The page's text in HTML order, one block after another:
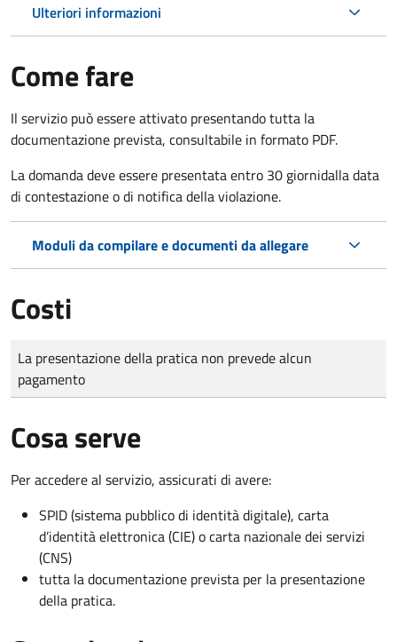
Ulteriori informazioni
Come fare
Il servizio può essere attivato presentando tutta la
documentazione prevista, consultabile in formato PDF.
La domanda deve essere presentata entro 30 giornidalla data
di contestazione o di notifica della violazione.
Moduli da compilare e documenti da allegare
Costi
Tipo di pagamento
Importo
La presentazione della pratica non prevede alcun
pagamento
Cosa serve
Per accedere al servizio, assicurati di avere:
SPID (sistema pubblico di identità digitale), carta
d’identità elettronica (CIE) o carta nazionale dei servizi
(CNS)
tutta la documentazione prevista per la presentazione
della pratica.